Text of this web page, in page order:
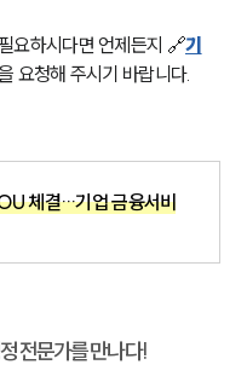
요하시다면 언제든지 🔗기
요청해 주시기 바랍니다.
체결…기업 금융서비
전문가를 만나다!